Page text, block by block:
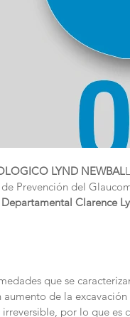
LYND NEWBAL
Prevención del
Clarence
que se
aumento de la
por lo que es